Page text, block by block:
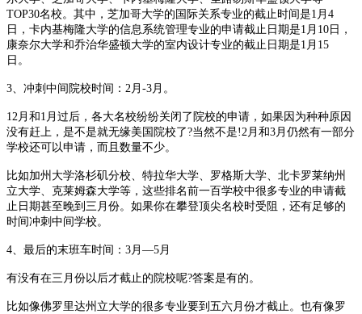
TOP30名校。其中，芝加哥大学的国际关系专业的截止时间是1月4
日，卡内基梅隆大学的信息系统管理专业的申请截止日期是1月10日，
康奈尔大学和乔治华盛顿大学的室内设计专业的截止日期是1月15
日。
3、冲刺中间院校时间：2月-3月。
12月和1月过后，各大名校纷纷关闭了院校的申请，如果因为种种原因
没有赶上，是不是就无缘美国院校了?当然不是!2月和3月仍然有一部分
学校还可以申请，而且数量不少。
比如加州大学洛杉矶分校、特拉华大学、罗格斯大学、北卡罗莱纳州
立大学、克莱姆森大学等，这些排名前一百学校中很多专业的申请截
止日期甚至晚到三月份。如果你在攀登顶尖名校时受阻，还有足够的
时间冲刺中间学校。
4、最后的末班车时间：3月—5月
有没有在三月份以后才截止的院校呢?答案是有的。
比如像佛罗里达州立大学的很多专业要到五六月份才截止。也有像罗